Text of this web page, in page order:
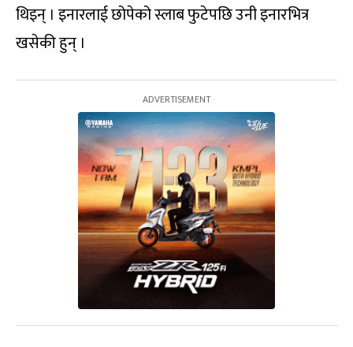
थिइन् । इनारलाई छोपेको स्लाब फुटेपछि उनी इनारभित्र
खसेकी हुन् ।